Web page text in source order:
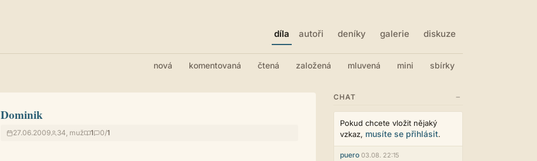
díla autoři deníky galerie diskuze
nová komentovaná čtená založená mluvená mini sbírky
Dominik
27.06.2009 34, muž 1 0/1
CHAT −
Pokud chcete vložit nějaký
vzkaz, musíte se přihlásit.
puero 03.08. 22:15